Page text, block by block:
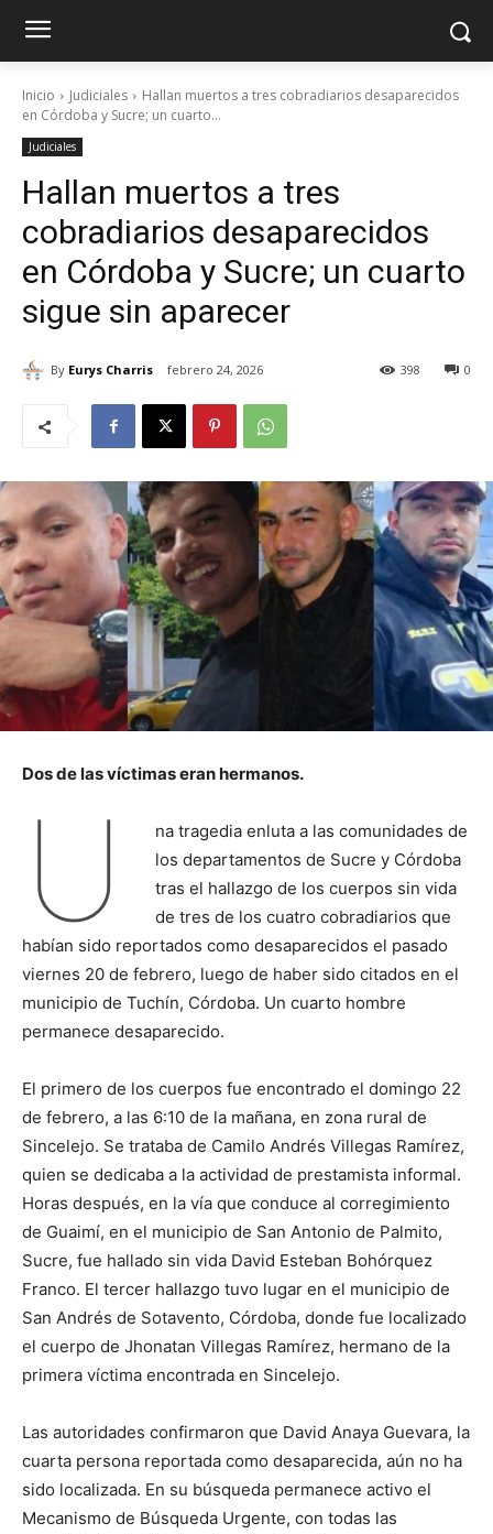
Inicio Judiciales
Hallan muertos a tres cobradiarios desaparecidos
en Córdoba y Sucre; un cuarto...
Judiciales
Hallan muertos a tres
cobradiarios desaparecidos
en Córdoba y Sucre; un cuarto
sigue sin aparecer
By Eurys Charris febrero 24, 2026 0
398
Dos de las víctimas eran hermanos.
U
na tragedia enluta a las comunidades de
los departamentos de Sucre y Córdoba
tras el hallazgo de los cuerpos sin vida
de tres de los cuatro cobradiarios que
habían sido reportados como desaparecidos el pasado
viernes 20 de febrero, luego de haber sido citados en el
municipio de Tuchín, Córdoba. Un cuarto hombre
permanece desaparecido.
El primero de los cuerpos fue encontrado el domingo 22
de febrero, a las 6:10 de la mañana, en zona rural de
Sincelejo. Se trataba de Camilo Andrés Villegas Ramírez,
quien se dedicaba a la actividad de prestamista informal.
Horas después, en la vía que conduce al corregimiento
de Guaimí, en el municipio de San Antonio de Palmito,
Sucre, fue hallado sin vida David Esteban Bohórquez
Franco. El tercer hallazgo tuvo lugar en el municipio de
San Andrés de Sotavento, Córdoba, donde fue localizado
el cuerpo de Jhonatan Villegas Ramírez, hermano de la
primera víctima encontrada en Sincelejo.
Las autoridades confirmaron que David Anaya Guevara, la
cuarta persona reportada como desaparecida, aún no ha
sido localizada. En su búsqueda permanece activo el
Mecanismo de Búsqueda Urgente, con todas las